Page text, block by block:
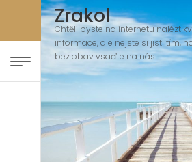
Zrakol
Chtěli byste na internetu nalézt
informace, ale nejste si jisti tím,
bez obav vsaďte na nás.